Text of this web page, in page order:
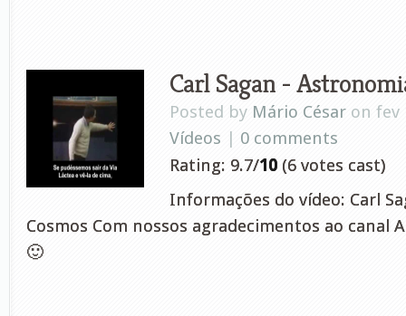
Carl Sagan -
Posted by Mário César on fev
Vídeos | 0 comments
Rating: 9.7/10 (6 votes cast)
Informações do vídeo: Carl
Cosmos Com nossos agradecimentos ao canal
🙂